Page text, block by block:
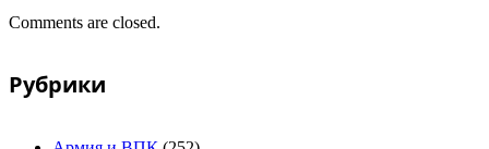
Comments are closed.
Рубрики